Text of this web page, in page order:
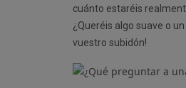
cuánto estaréis
¿Queréis algo suave o
vuestro subidón!